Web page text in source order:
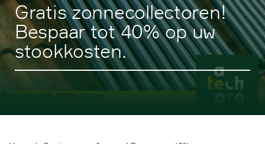
Gratis zonnecollectoren!
Bespaar tot 40% op uw
stookkosten.